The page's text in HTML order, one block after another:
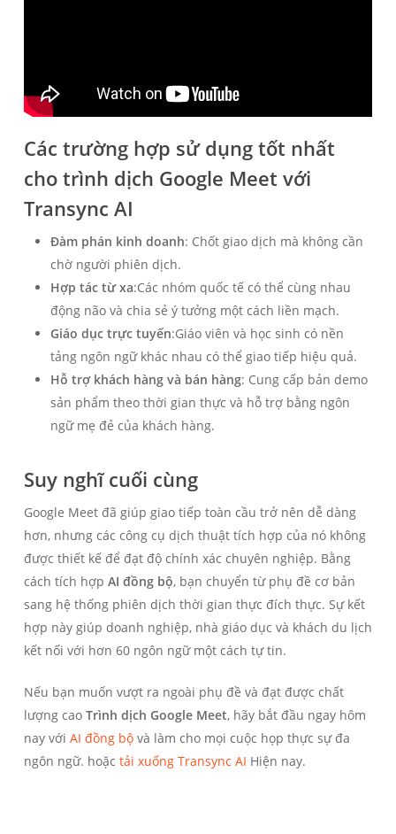
Các trường hợp sử dụng tốt nhất
cho trình dịch Google Meet với
Transync AI
Đàm phán kinh doanh: Chốt giao dịch mà không cần
chờ người phiên dịch.
Hợp tác từ xa:Các nhóm quốc tế có thể cùng nhau
động não và chia sẻ ý tưởng một cách liền mạch.
Giáo dục trực tuyến:Giáo viên và học sinh có nền
tảng ngôn ngữ khác nhau có thể giao tiếp hiệu quả.
Hỗ trợ khách hàng và bán hàng: Cung cấp bản demo
sản phẩm theo thời gian thực và hỗ trợ bằng ngôn
ngữ mẹ đẻ của khách hàng.
Suy nghĩ cuối cùng
Google Meet đã giúp giao tiếp toàn cầu trở nên dễ dàng
hơn, nhưng các công cụ dịch thuật tích hợp của nó không
được thiết kế để đạt độ chính xác chuyên nghiệp. Bằng
cách tích hợp AI đồng bộ, bạn chuyển từ phụ đề cơ bản
sang hệ thống phiên dịch thời gian thực đích thực. Sự kết
hợp này giúp doanh nghiệp, nhà giáo dục và khách du lịch
kết nối với hơn 60 ngôn ngữ một cách tự tin.
Nếu bạn muốn vượt ra ngoài phụ đề và đạt được chất
lượng cao Trình dịch Google Meet, hãy bắt đầu ngay hôm
nay với AI đồng bộvà làm cho mọi cuộc họp thực sự đa
ngôn ngữ. hoặc tải xuống Transync AI Hiện nay.